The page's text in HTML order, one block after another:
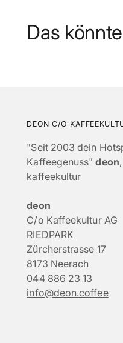
Das
DEON C/O
"Seit 2003 dein
Kaffeegenuss"deon
kaffeekultur
deon
C/o Kaffeekultur AG
RIEDPARK
Zürcherstrasse 17
8173 Neerach
044 886 23 13
info@deon.coffee